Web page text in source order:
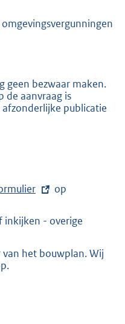
geen bezwaar maken.
de aanvraag is
publicatie
op
inkijken - overige
het bouwplan. Wij